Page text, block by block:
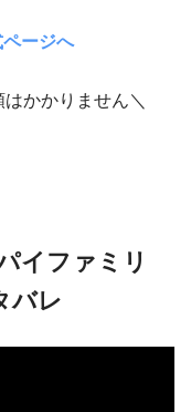
ージへ
かかりません＼
イファミリ
バレ